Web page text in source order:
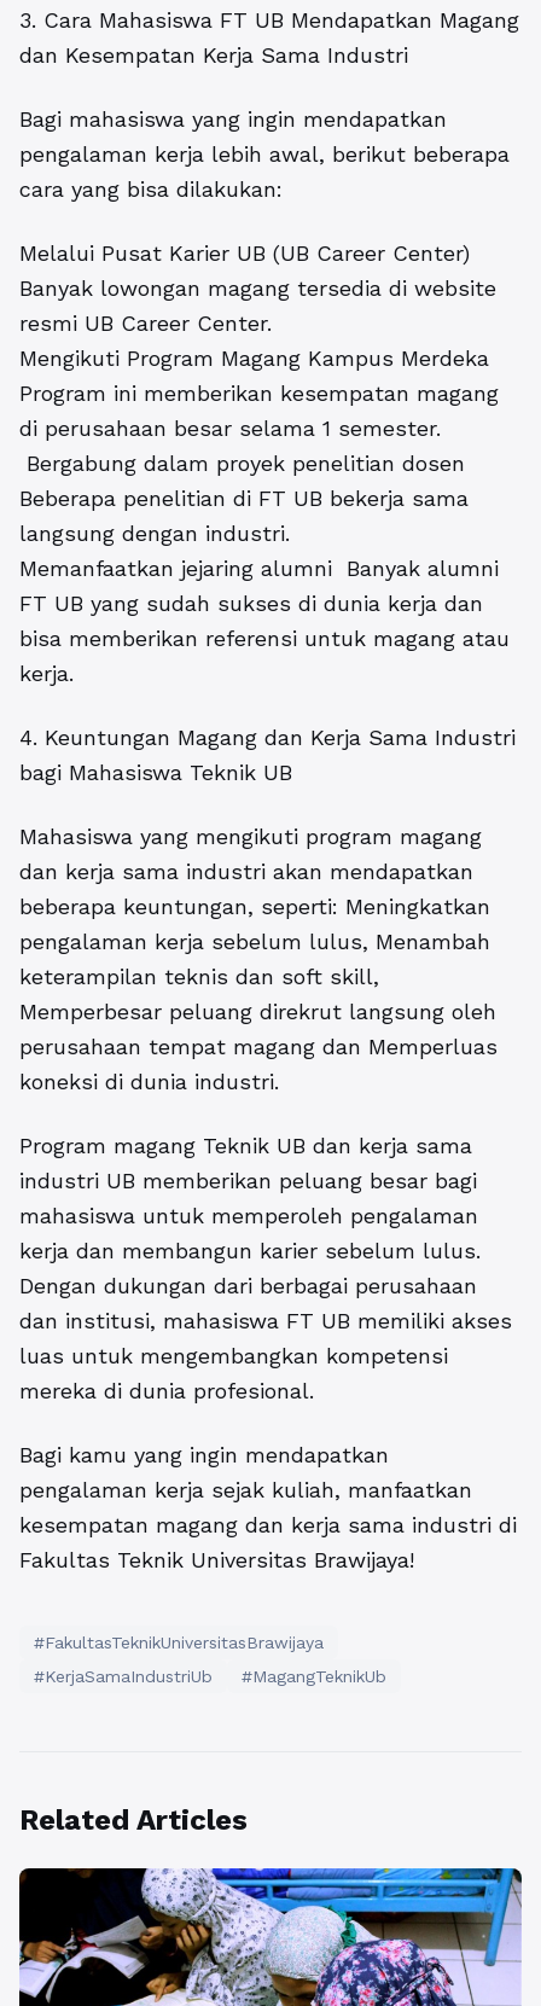
3. Cara Mahasiswa FT UB Mendapatkan Magang
dan Kesempatan Kerja Sama Industri
Bagi mahasiswa yang ingin mendapatkan
pengalaman kerja lebih awal, berikut beberapa
cara yang bisa dilakukan:
Melalui Pusat Karier UB (UB Career Center)
Banyak lowongan magang tersedia di website
resmi UB Career Center.
Mengikuti Program Magang Kampus Merdeka
Program ini memberikan kesempatan magang
di perusahaan besar selama 1 semester.
Bergabung dalam proyek penelitian dosen
Beberapa penelitian di FT UB bekerja sama
langsung dengan industri.
Memanfaatkan jejaring alumni Banyak alumni
FT UB yang sudah sukses di dunia kerja dan
bisa memberikan referensi untuk magang atau
kerja.
4. Keuntungan Magang dan Kerja Sama Industri
bagi Mahasiswa Teknik UB
Mahasiswa yang mengikuti program magang
dan kerja sama industri akan mendapatkan
beberapa keuntungan, seperti: Meningkatkan
pengalaman kerja sebelum lulus, Menambah
keterampilan teknis dan soft skill,
Memperbesar peluang direkrut langsung oleh
perusahaan tempat magang dan Memperluas
koneksi di dunia industri.
Program magang Teknik UB dan kerja sama
industri UB memberikan peluang besar bagi
mahasiswa untuk memperoleh pengalaman
kerja dan membangun karier sebelum lulus.
Dengan dukungan dari berbagai perusahaan
dan institusi, mahasiswa FT UB memiliki akses
luas untuk mengembangkan kompetensi
mereka di dunia profesional.
Bagi kamu yang ingin mendapatkan
pengalaman kerja sejak kuliah, manfaatkan
kesempatan magang dan kerja sama industri di
Fakultas Teknik Universitas Brawijaya!
#FakultasTeknikUniversitasBrawijaya
#KerjaSamaIndustriUb
#MagangTeknikUb
Related Articles